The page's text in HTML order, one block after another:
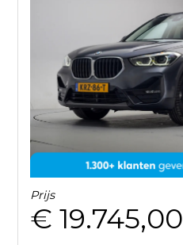
Prijs
€ 19.745,00